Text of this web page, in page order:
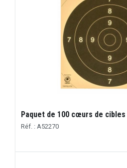
Paquet de 100 cœurs de cibles
Réf. : A52270